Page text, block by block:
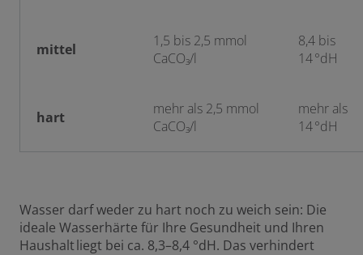
mittel
1,5 bis 2,5 mmol
CaCO₃/l
8,4 bis
14 °dH
hart
mehr als 2,5 mmol
CaCO₃/l
mehr als
14 °dH
Wasser darf weder zu hart noch zu weich sein: Die
ideale Wasserhärte für Ihre Gesundheit und Ihren
Haushalt liegt bei ca. 8,3–8,4 °dH. Das verhindert